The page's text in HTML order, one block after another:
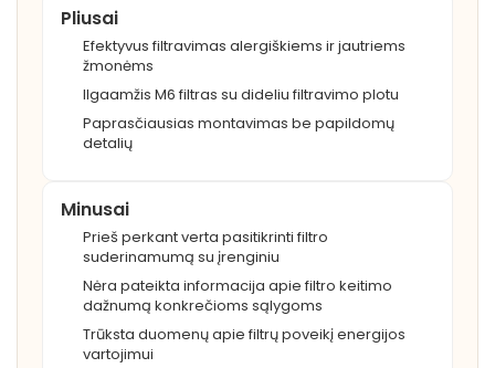
Pliusai
Efektyvus filtravimas alergiškiems ir jautriems
žmonėms
Ilgaamžis M6 filtras su dideliu filtravimo plotu
Paprasčiausias montavimas be papildomų
detalių
Minusai
Prieš perkant verta pasitikrinti filtro
suderinamumą su įrenginiu
Nėra pateikta informacija apie filtro keitimo
dažnumą konkrečioms sąlygoms
Trūksta duomenų apie filtrų poveikį energijos
vartojimui